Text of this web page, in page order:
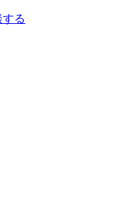
る